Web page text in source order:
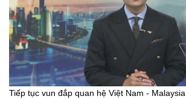
Tiếp tục vun đắp quan hệ Việt Nam - Malaysia